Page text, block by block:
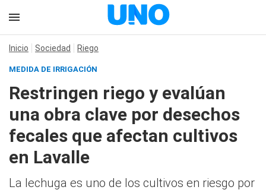
Inicio Sociedad Riego
MEDIDA DE IRRIGACIÓN
Restringen riego y evalúan
una obra clave por desechos
fecales que afectan cultivos
en Lavalle
La lechuga es uno de los cultivos en riesgo por